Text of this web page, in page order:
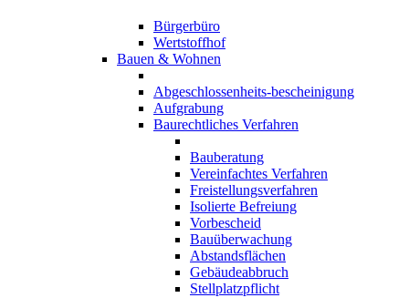
Bürgerbüro
Wertstoffhof
Bauen & Wohnen
Abgeschlossenheits-bescheinigung
Aufgrabung
Baurechtliches Verfahren
Bauberatung
Vereinfachtes Verfahren
Freistellungsverfahren
Isolierte Befreiung
Vorbescheid
Bauüberwachung
Abstandsflächen
Gebäudeabbruch
Stellplatzpflicht